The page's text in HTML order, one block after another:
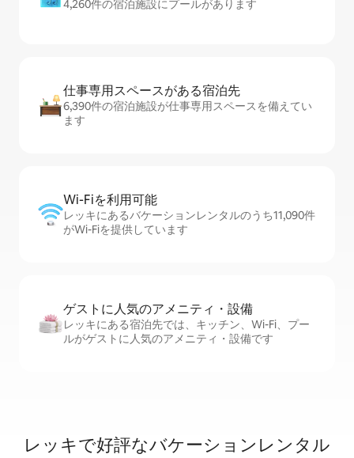
4,260件の宿泊施設にプールがあります
仕事専用ス⁠ペ⁠ー⁠スがあ⁠る宿⁠泊⁠先
6,390件の宿泊施設が仕事専用スペースを備えてい
ます
Wi-Fiを利⁠用⁠可⁠能
レッキにあるバケーションレンタルのうち11,090件
がWi-Fiを提供しています
ゲストに人⁠気⁠のア⁠メ⁠ニ⁠テ⁠ィ・設⁠備
レッキにある宿泊先では、キッチン、Wi-Fi、プー
ルがゲストに人気のアメニティ・設備です
レッキで好評なバケーションレンタル